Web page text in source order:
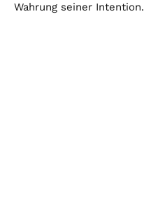
Wahrung seiner Intention.